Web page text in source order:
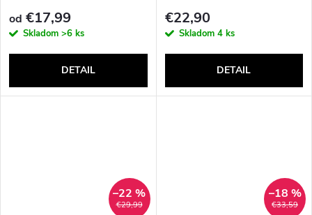
od €17,99
Skladom >6 ks
DETAIL
€22,90
Skladom 4 ks
DETAIL
€29,99
–22 %
€33,59
–18 %